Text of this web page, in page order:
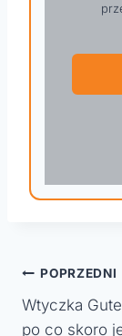
wpisu
POPRZEDNI
Wtyczka
po co skoro